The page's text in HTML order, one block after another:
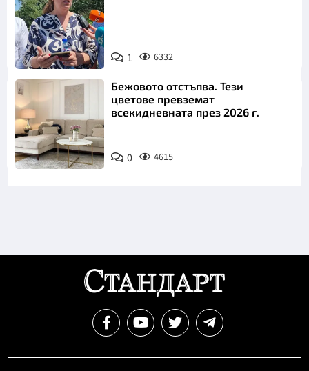
Снимка: БТА 1 6332
Бежовото отстъпва. Тези
цветове превземат
всекидневната през 2026 г.
0 4615